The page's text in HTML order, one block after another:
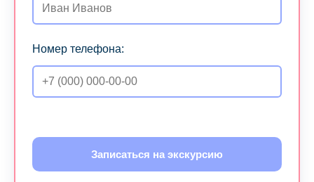
Номер телефона:
Записаться на экскурсию